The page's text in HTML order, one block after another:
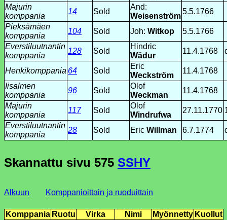
Majurin
komppania
14 Sold
And:
Weisenström
5.5.1766
Pieksämäen
komppania
104 Sold Joh: Witkop
5.5.1766
Everstiluutnantin
komppania
128 Sold
Hindric
Wädur
11.4.1768
Henkikomppania 64 Sold
Eric
Weckström
11.4.1768
Iisalmen
komppania
96 Sold
Olof
Weckman
11.4.1768
Majurin
komppania
117 Sold
Olof
Windrufwa
27.11.1770
Everstiluutnantin
komppania
28 Sold Eric Willman 6.7.1774
Skannattu sivu 575 SSHY
Alkuun Komppanioittain ja ruoduittain
Komppania Ruotu Virka Nimi Myönnetty Kuollut